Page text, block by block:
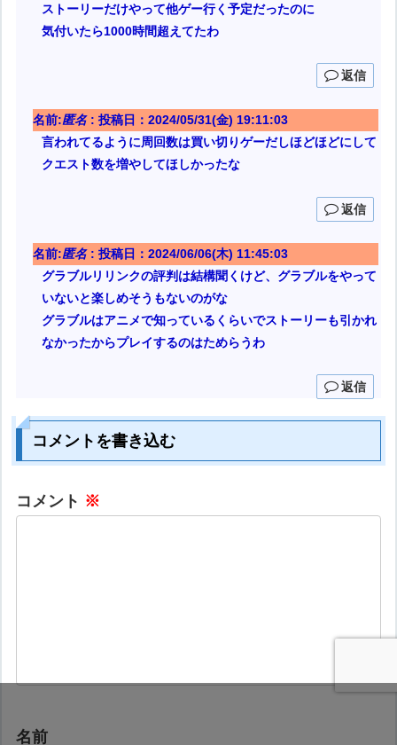
ストーリーだけやって他ゲー行く予定だったのに
気付いたら1000時間超えてたわ
返信
名前:匿名: 投稿日：2024/05/31(金) 19:11:03
言われてるように周回数は買い切りゲーだしほどほどにして
クエスト数を増やしてほしかったな
返信
名前:匿名: 投稿日：2024/06/06(木) 11:45:03
グラブルリリンクの評判は結構聞くけど、グラブルをやって
いないと楽しめそうもないのがな
グラブルはアニメで知っているくらいでストーリーも引かれ
なかったからプレイするのはためらうわ
返信
コメントを書き込む
コメント ※
名前